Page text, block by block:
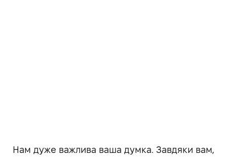
Нам дуже важлива ваша думка. Завдяки вам,